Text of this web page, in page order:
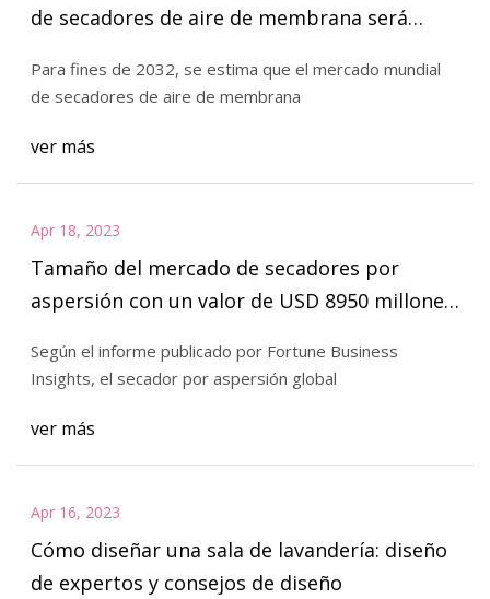
de secadores de aire de membrana será
2032
Para fines de 2032, se estima que el mercado mundial
de secadores de aire de membrana
ver más
Apr 18, 2023
Tamaño del mercado de secadores por
aspersión con un valor de USD 8950 millones,
%
Según el informe publicado por Fortune Business
Insights, el secador por aspersión global
ver más
Apr 16, 2023
Cómo diseñar una sala de lavandería: diseño
de expertos y consejos de diseño